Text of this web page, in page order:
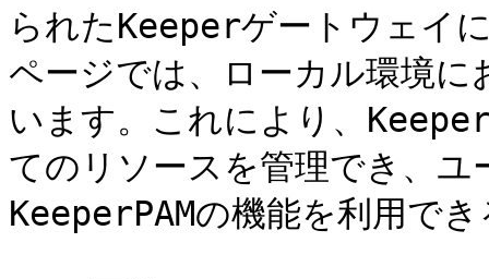
られたKeeperゲートウェイ
ページでは、ローカル環境に
います。これにより、
てのリソースを管理でき、
KeeperPAMの機能を利用で